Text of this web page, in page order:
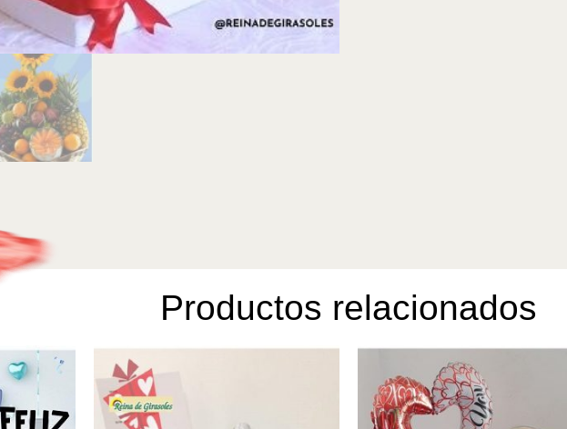
Productos relacionados